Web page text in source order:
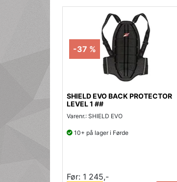
-37 %
SHIELD EVO BACK PROTECTOR
LEVEL 1 ##
Varenr.: SHIELD EVO
10+ på lager i Førde
Før: 1 245,-